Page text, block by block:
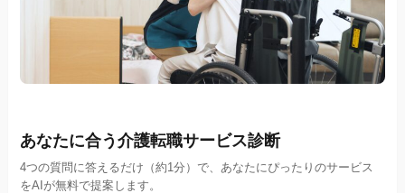
あなたに合う介護転職サービス診断
4つの質問に答えるだけ（約1分）で、あなたにぴったりのサービス
をAIが無料で提案します。